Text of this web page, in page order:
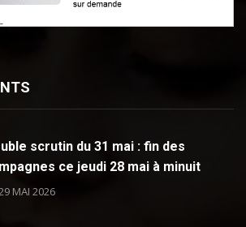
scrutin du 31 mai : fin des
ce jeudi 28 mai à minuit
MAI 2026